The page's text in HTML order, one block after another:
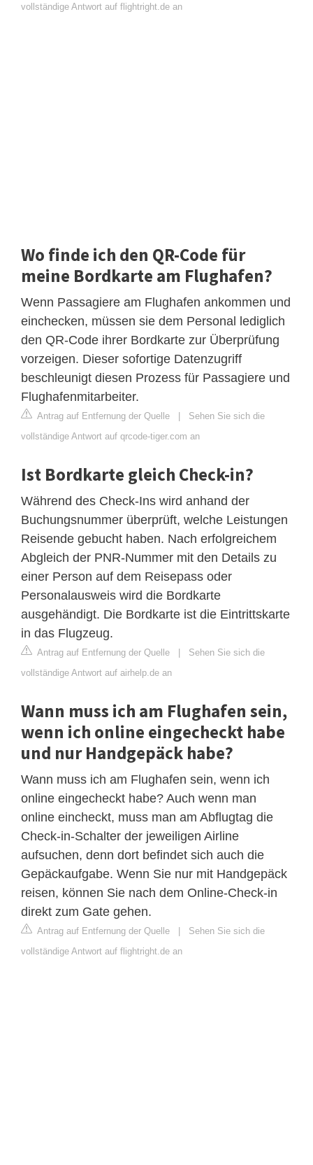
vollständige Antwort auf flightright.de an
Wo finde ich den QR-Code für
meine Bordkarte am Flughafen?
Wenn Passagiere am Flughafen ankommen und
einchecken, müssen sie dem Personal lediglich
den QR-Code ihrer Bordkarte zur Überprüfung
vorzeigen. Dieser sofortige Datenzugriff
beschleunigt diesen Prozess für Passagiere und
Flughafenmitarbeiter.
Antrag auf Entfernung der Quelle | Sehen Sie sich die
vollständige Antwort auf qrcode-tiger.com an
Ist Bordkarte gleich Check-in?
Während des Check-Ins wird anhand der
Buchungsnummer überprüft, welche Leistungen
Reisende gebucht haben. Nach erfolgreichem
Abgleich der PNR-Nummer mit den Details zu
einer Person auf dem Reisepass oder
Personalausweis wird die Bordkarte
ausgehändigt. Die Bordkarte ist die Eintrittskarte
in das Flugzeug.
Antrag auf Entfernung der Quelle | Sehen Sie sich die
vollständige Antwort auf airhelp.de an
Wann muss ich am Flughafen sein,
wenn ich online eingecheckt habe
und nur Handgepäck habe?
Wann muss ich am Flughafen sein, wenn ich
online eingecheckt habe? Auch wenn man
online eincheckt, muss man am Abflugtag die
Check-in-Schalter der jeweiligen Airline
aufsuchen, denn dort befindet sich auch die
Gepäckaufgabe. Wenn Sie nur mit Handgepäck
reisen, können Sie nach dem Online-Check-in
direkt zum Gate gehen.
Antrag auf Entfernung der Quelle | Sehen Sie sich die
vollständige Antwort auf flightright.de an